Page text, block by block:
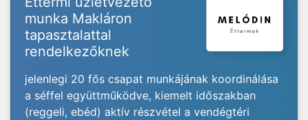
munka Makláron
tapasztalattal
rendelkezőknek
jelenlegi 20 fős csapat munkájának koordinálása
a séffel együttműködve, kiemelt időszakban
(reggeli, ebéd) aktív részvétel a vendégtéri